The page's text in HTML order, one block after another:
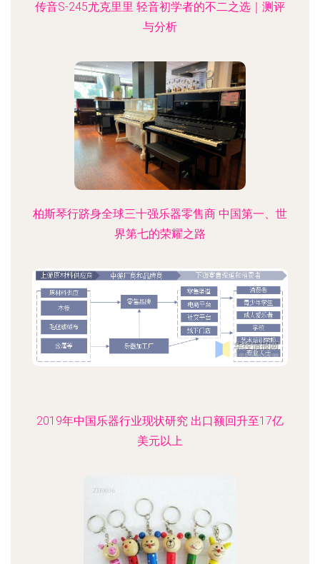
传音S-245尤克里里 轻音初学者的不二之选｜测评
与分析
柏斯琴行跻身全球三十强乐器零售商 中国第一、世
界第七的荣耀之路
2019年中国乐器行业现状研究 出口额回升至17亿
美元以上